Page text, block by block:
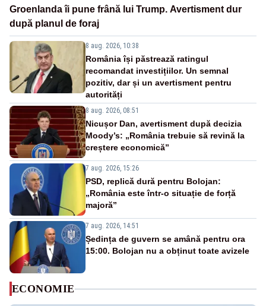
Groenlanda îi pune frână lui Trump. Avertisment dur
după planul de foraj
8 aug. 2026, 10:38
România își păstrează ratingul
recomandat investițiilor. Un semnal
pozitiv, dar și un avertisment pentru
autorități
8 aug. 2026, 08:51
Nicușor Dan, avertisment după decizia
Moody’s: „România trebuie să revină la
creștere economică”
7 aug. 2026, 15:26
PSD, replică dură pentru Bolojan:
„România este într-o situație de forță
majoră”
7 aug. 2026, 14:51
Ședința de guvern se amână pentru ora
15:00. Bolojan nu a obținut toate avizele
ECONOMIE